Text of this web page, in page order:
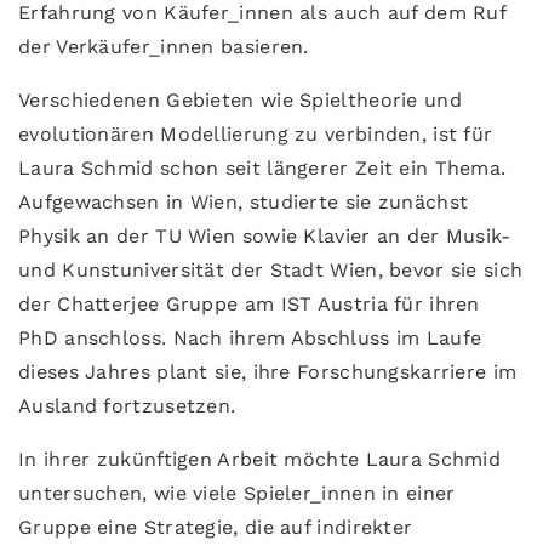
Erfahrung von Käufer_innen als auch auf dem Ruf
der Verkäufer_innen basieren.
Verschiedenen Gebieten wie Spieltheorie und
evolutionären Modellierung zu verbinden, ist für
Laura Schmid schon seit längerer Zeit ein Thema.
Aufgewachsen in Wien, studierte sie zunächst
Physik an der TU Wien sowie Klavier an der Musik-
und Kunstuniversität der Stadt Wien, bevor sie sich
der Chatterjee Gruppe am IST Austria für ihren
PhD anschloss. Nach ihrem Abschluss im Laufe
dieses Jahres plant sie, ihre Forschungskarriere im
Ausland fortzusetzen.
In ihrer zukünftigen Arbeit möchte Laura Schmid
untersuchen, wie viele Spieler_innen in einer
Gruppe eine Strategie, die auf indirekter